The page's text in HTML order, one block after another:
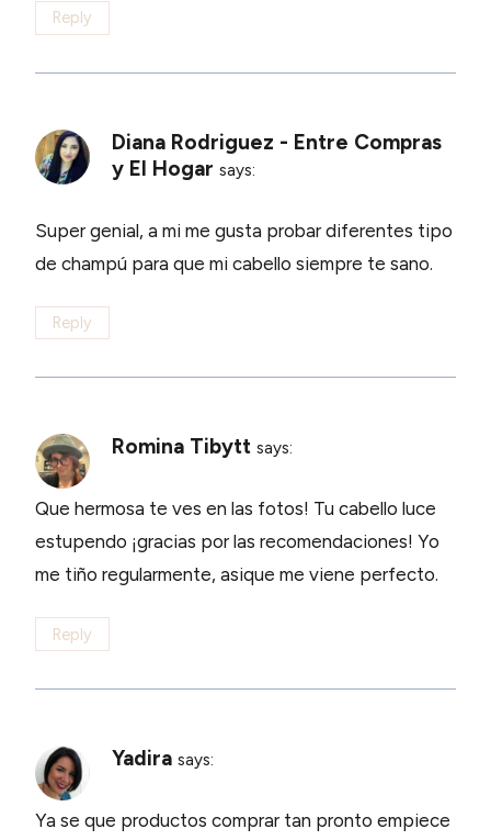
Reply
Diana Rodriguez - Entre Compras
y El Hogar says:
Super genial, a mi me gusta probar diferentes tipo
de champú para que mi cabello siempre te sano.
Reply
Romina Tibytt says:
Que hermosa te ves en las fotos! Tu cabello luce
estupendo ¡gracias por las recomendaciones! Yo
me tiño regularmente, asique me viene perfecto.
Reply
Yadira says:
Ya se que productos comprar tan pronto empiece